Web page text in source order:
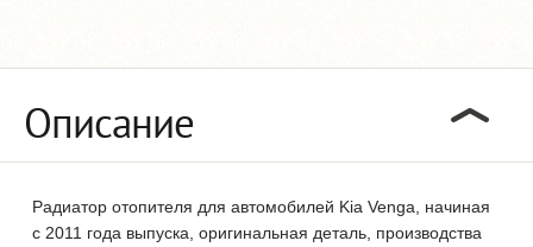
Описание
Радиатор отопителя для автомобилей Kia Venga, начиная
с 2011 года выпуска, оригинальная деталь, производства